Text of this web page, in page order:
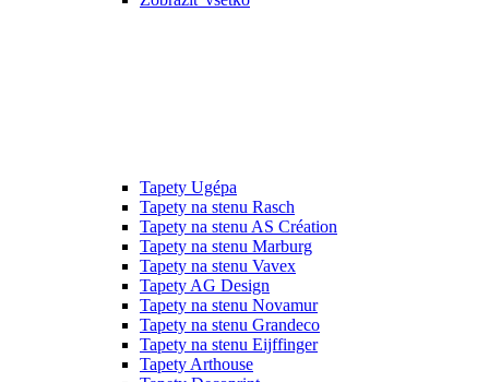
Tapety Ugépa
Tapety na stenu Rasch
Tapety na stenu AS Création
Tapety na stenu Marburg
Tapety na stenu Vavex
Tapety AG Design
Tapety na stenu Novamur
Tapety na stenu Grandeco
Tapety na stenu Eijffinger
Tapety Arthouse